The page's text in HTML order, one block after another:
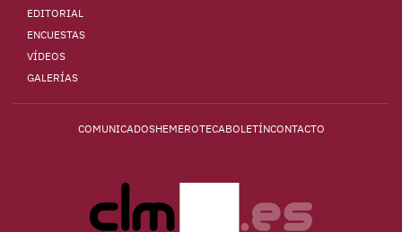
EDITORIAL
ENCUESTAS
VÍDEOS
GALERÍAS
COMUNICADOSHEMEROTECABOLETÍNCONTACTO